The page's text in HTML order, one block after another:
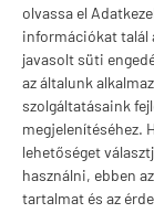
olvassa el
információkat talál
javasolt süti
az általunk
szolgáltatásaink
megjelenítéséhez.
lehetőséget
használni, ebben
tartalmat és az
Valuta